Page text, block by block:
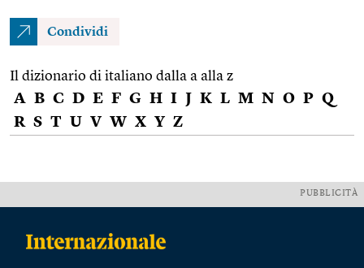
Condividi
Il dizionario di italiano dalla a alla z
A B C D E F G H I J K L M N O P Q
R S T U V W X Y Z
PUBBLICITÀ